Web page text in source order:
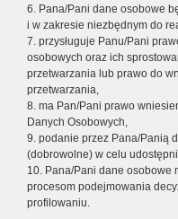
6. Pana/Pani dane osobowe
i w zakresie niezbędnym do
7. przysługuje Panu/Pani
osobowych oraz ich
przetwarzania lub prawo do
przetwarzania,
8. ma Pan/Pani prawo
Danych Osobowych,
9. podanie przez Pana/Panią
(dobrowolne) w celu
10. Pana/Pani dane osobowe
procesom podejmowania
profilowaniu.